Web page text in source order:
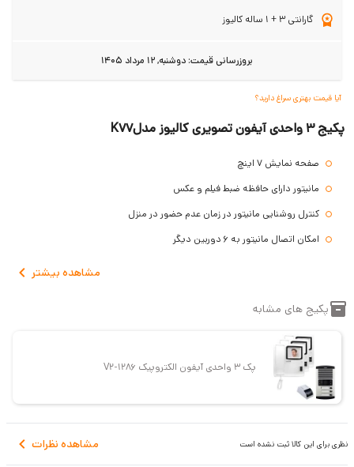
گارانتی 3 + 1 ساله کالیوز
بروزرسانی قیمت: دوشنبه, 12 مرداد 1405
آیا قیمت بهتری سراغ دارید؟
پکیج 3 واحدی آیفون تصویری کالیوز مدلK77
صفحه نمایش 7 اینچ
مانیتور دارای حافظه ضبط فیلم و عکس
کنترل روشنایی مانیتور در زمان عدم حضور در منزل
امکان اتصال مانیتور به 6 دوربین دیگر
قابلیت دید خوب در شب پنل
گارانتی 3 ساله
مشاهده بیشتر
پکیج های مشابه
مشاهده نظرات نظری برای این کالا ثبت نشده است